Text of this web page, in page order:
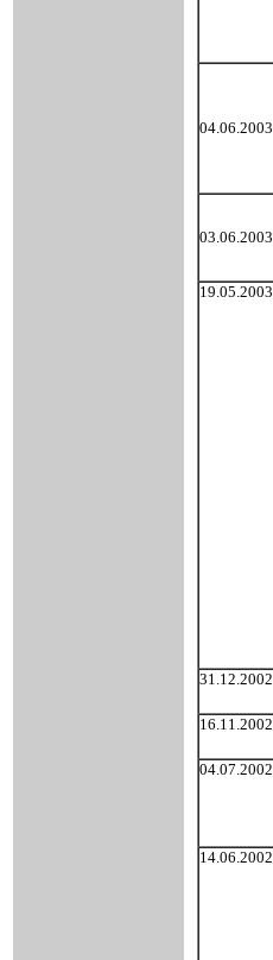
04.06.2003
03.06.2003
19.05.2003
31.12.2002
16.11.2002
04.07.2002
14.06.2002